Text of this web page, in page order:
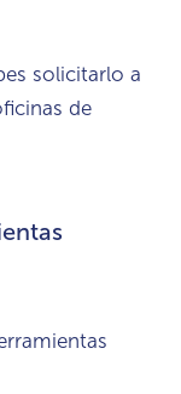
solicitarlo a
de